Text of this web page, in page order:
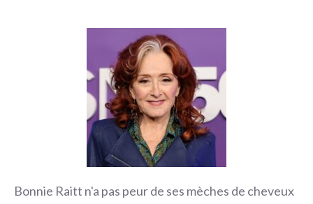
Bonnie Raitt n'a pas peur de ses mèches de cheveux